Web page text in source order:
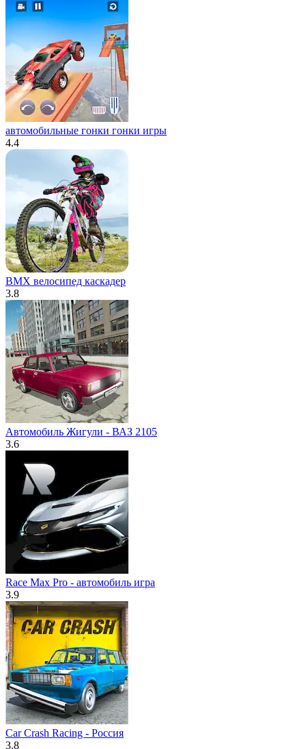
автомобильные гонки гонки игры
4.4
BMX велосипед каскадер
3.8
Автомобиль Жигули - ВАЗ 2105
3.6
Race Max Pro - автомобиль игра
3.9
Car Crash Racing - Россия
3.8